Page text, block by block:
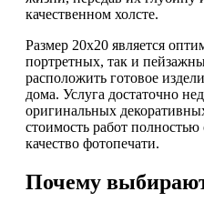
качественном холсте.
Размер 20х20 является
портретных, так и
расположить готовое
дома. Услуга достаточно
оригинальных
стоимость работ
качество фотопечати.
Почему